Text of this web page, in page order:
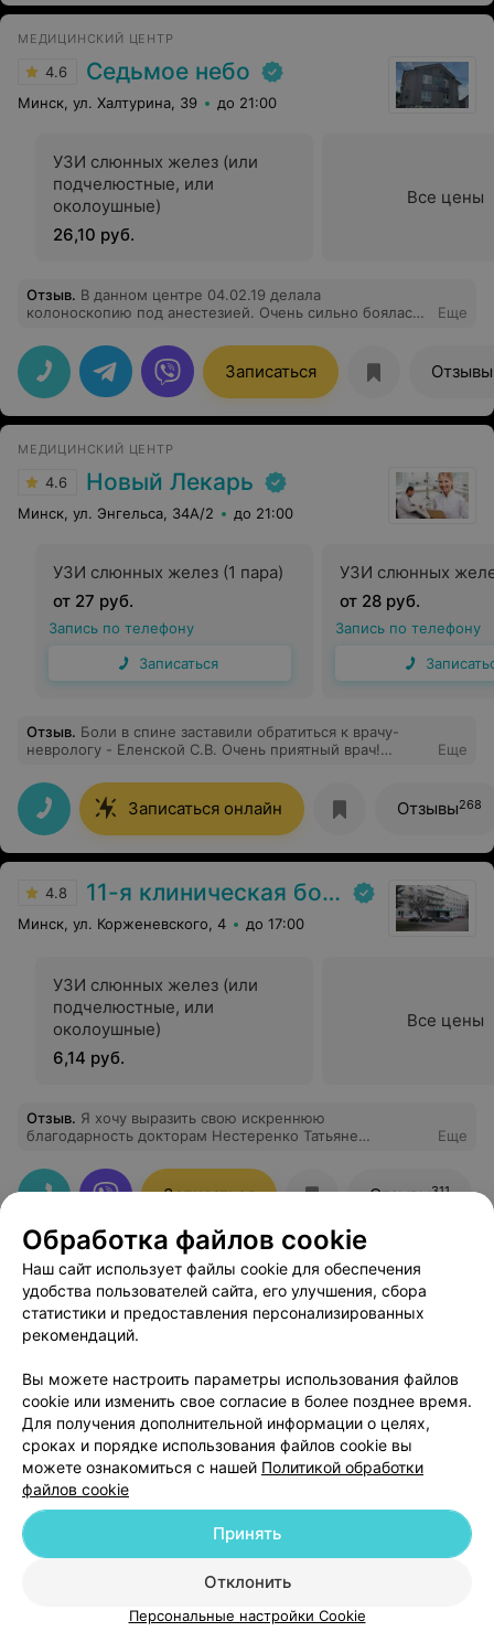
МЕДИЦИНСКИЙ ЦЕНТР
4.6 Седьмое небо
Минск, ул. Халтурина, 39 до 21:00
УЗИ слюнных желез (или
подчелюстные, или
околоушные)
26,10 руб.
Все цены
Отзыв. В данном центре 04.02.19 делала
колоноскопию под анестезией. Очень сильно боялась,
процедура не из приятных. Честно, осталась в
большом восторге! Комфорт центра, вежливый
персонал. По телефону дали полную информацию о
подготовке к процедуре (что не мало важно)
Огромнейшее спасибо врачу-эндоскописту
Александровне (фамилию точно не знаю - Гумнина,
или Румнина). Профессионалы своего дела! Очень
добрые, грамотные, человечные!!! Перед процедурой
успокоили, настроили на позитив), все подробно
объяснили. Прошло все замечательно, без боли! После
благодарность данным врачам и всему персоналу
мед.центра "Седьмое небо"
Еще
Записаться Отзывы
МЕДИЦИНСКИЙ ЦЕНТР
4.6 Новый Лекарь
Минск, ул. Энгельса, 34А/2 до 21:00
УЗИ слюнных желез (1 пара)
от 27 руб.
Запись по телефону
Записаться
УЗИ слюнных
от 28 руб.
Запись по телефону
Отзыв. Боли в спине заставили обратиться к врачу-
неврологу - Еленской С.В. Очень приятный врач!
очень важно! провела осмотр, объяснила все на
доступном языке, назначила обследования и анализы
все по делу, объяснила, что для чего нужно сделать,
чтобы подтвердить диагноз и не упустить другую
возможную проблему. Здесь же сразу записалась и на
медицинского центра за ваш профессионализм и
Еще
Записаться онлайн Отзывы268
4.8 11-я клиническая больница
Минск, ул. Корженевского, 4 до 17:00
УЗИ слюнных желез (или
подчелюстные, или
околоушные)
6,14 руб.
Все цены
Отзыв. Я хочу выразить свою искреннюю
благодарность докторам Нестеренко Татьяне
короткое время они не только помогла мне
восстановить голос после удалениящитовидной
профессионалов своего дела! Это врачи с большой
буквы!
Еще
Записаться Отзывы311
Показать ещё 25
1 2 3 4
Добавить специалиста
Обработка файлов cookie
Наш сайт использует файлы cookie для обеспечения
удобства пользователей сайта, его улучшения, сбора
статистики и предоставления персонализированных
рекомендаций.
Вы можете настроить параметры использования файлов
cookie или изменить свое согласие в более позднее время.
Для получения дополнительной информации о целях,
сроках и порядке использования файлов cookie вы
можете ознакомиться с нашей Политикой обработки
файлов cookie
Отклонить
Принять
Персональные настройки Cookie